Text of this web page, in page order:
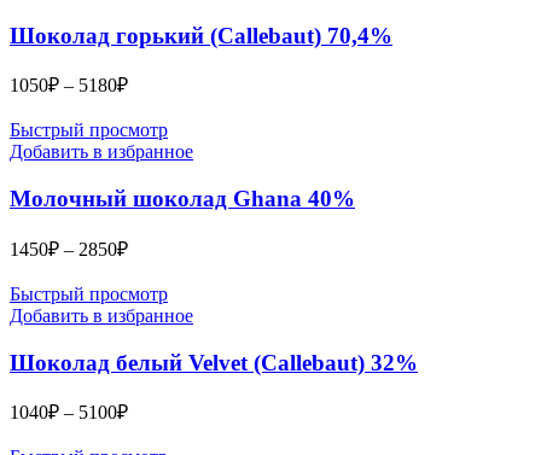
Шоколад горький (Callebaut) 70,4%
1050₽ – 5180₽Диапазон
1050₽
–
Быстрый просмотр
Добавить в избранное
Молочный шоколад Ghana 40%
1450₽ – 2850₽Диапазон
1450₽
–
Быстрый просмотр
Добавить в избранное
Шоколад белый Velvet (Callebaut) 32%
1040₽ – 5100₽Диапазон